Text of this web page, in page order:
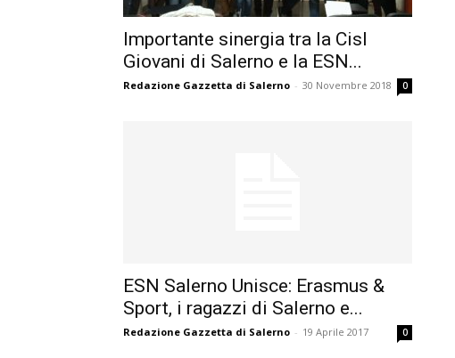
Importante sinergia tra la Cisl
Giovani di Salerno e la ESN...
Redazione Gazzetta di Salerno - 30 Novembre 2018 0
ESN Salerno Unisce: Erasmus &
Sport, i ragazzi di Salerno e...
Redazione Gazzetta di Salerno - 19 Aprile 2017 0